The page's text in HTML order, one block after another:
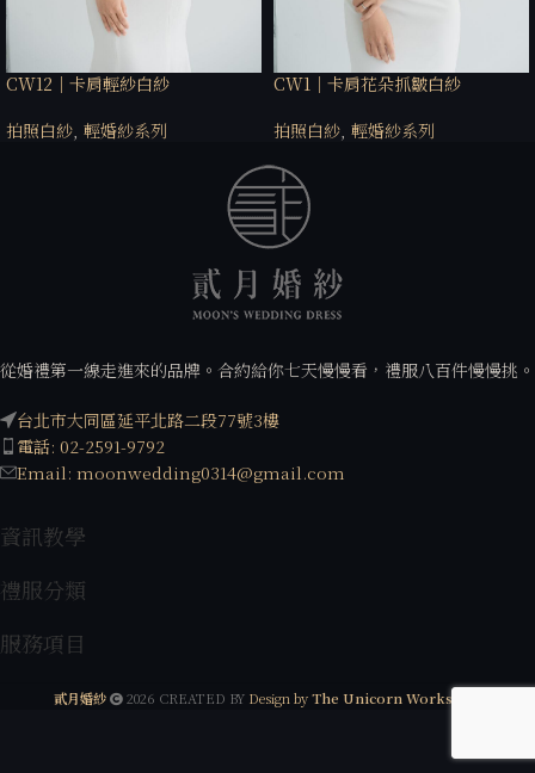
CW12｜卡肩輕紗白紗
拍照白紗 輕婚紗系列
CW1｜卡肩花朵抓皺白紗
拍照白紗 輕婚紗系列
從婚禮第一線走進來的品牌。合約給你七天慢慢看，禮服八百件慢慢挑。
台北市大同區延平北路二段77號3樓
電話: 02-2591-9792
Email: moonwedding0314@gmail.com
資訊教學
禮服分類
服務項目
貳月婚紗 2026 CREATED BY Design byThe Unicorn Workshop